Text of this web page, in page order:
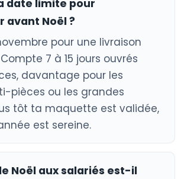
date limite pour
avant Noël ?
pour une livraison
7 à 15 jours ouvrés
davantage pour les
pièces ou les grandes
tôt ta maquette est validée,
est sereine.
Noël aux salariés est-il